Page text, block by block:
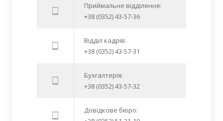
Приймальне відділення:
+38 (0352) 43-57-36
Відділ кадрів:
+38 (0352) 43-57-31
Бухгалтерія:
+38 (0352) 43-57-32
Довідкове бюро: